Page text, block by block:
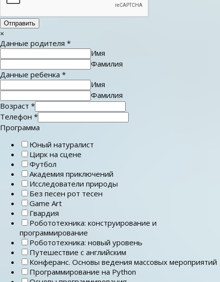
Отправить
×
Данные родителя *
Имя
Фамилия
Данные ребенка *
Имя
Фамилия
Возраст *
Телефон *
Программа
Юный натуралист
Цирк на сцене
Футбол
Академия приключений
Исследователи природы
Без песен рот тесен
Game Art
Гвардия
Робототехника: конструирование и
программирование
Робототехника: новый уровень
Путешествие с английским
Конферанс. Основы ведения массовых мероприятий
Программирование на Python